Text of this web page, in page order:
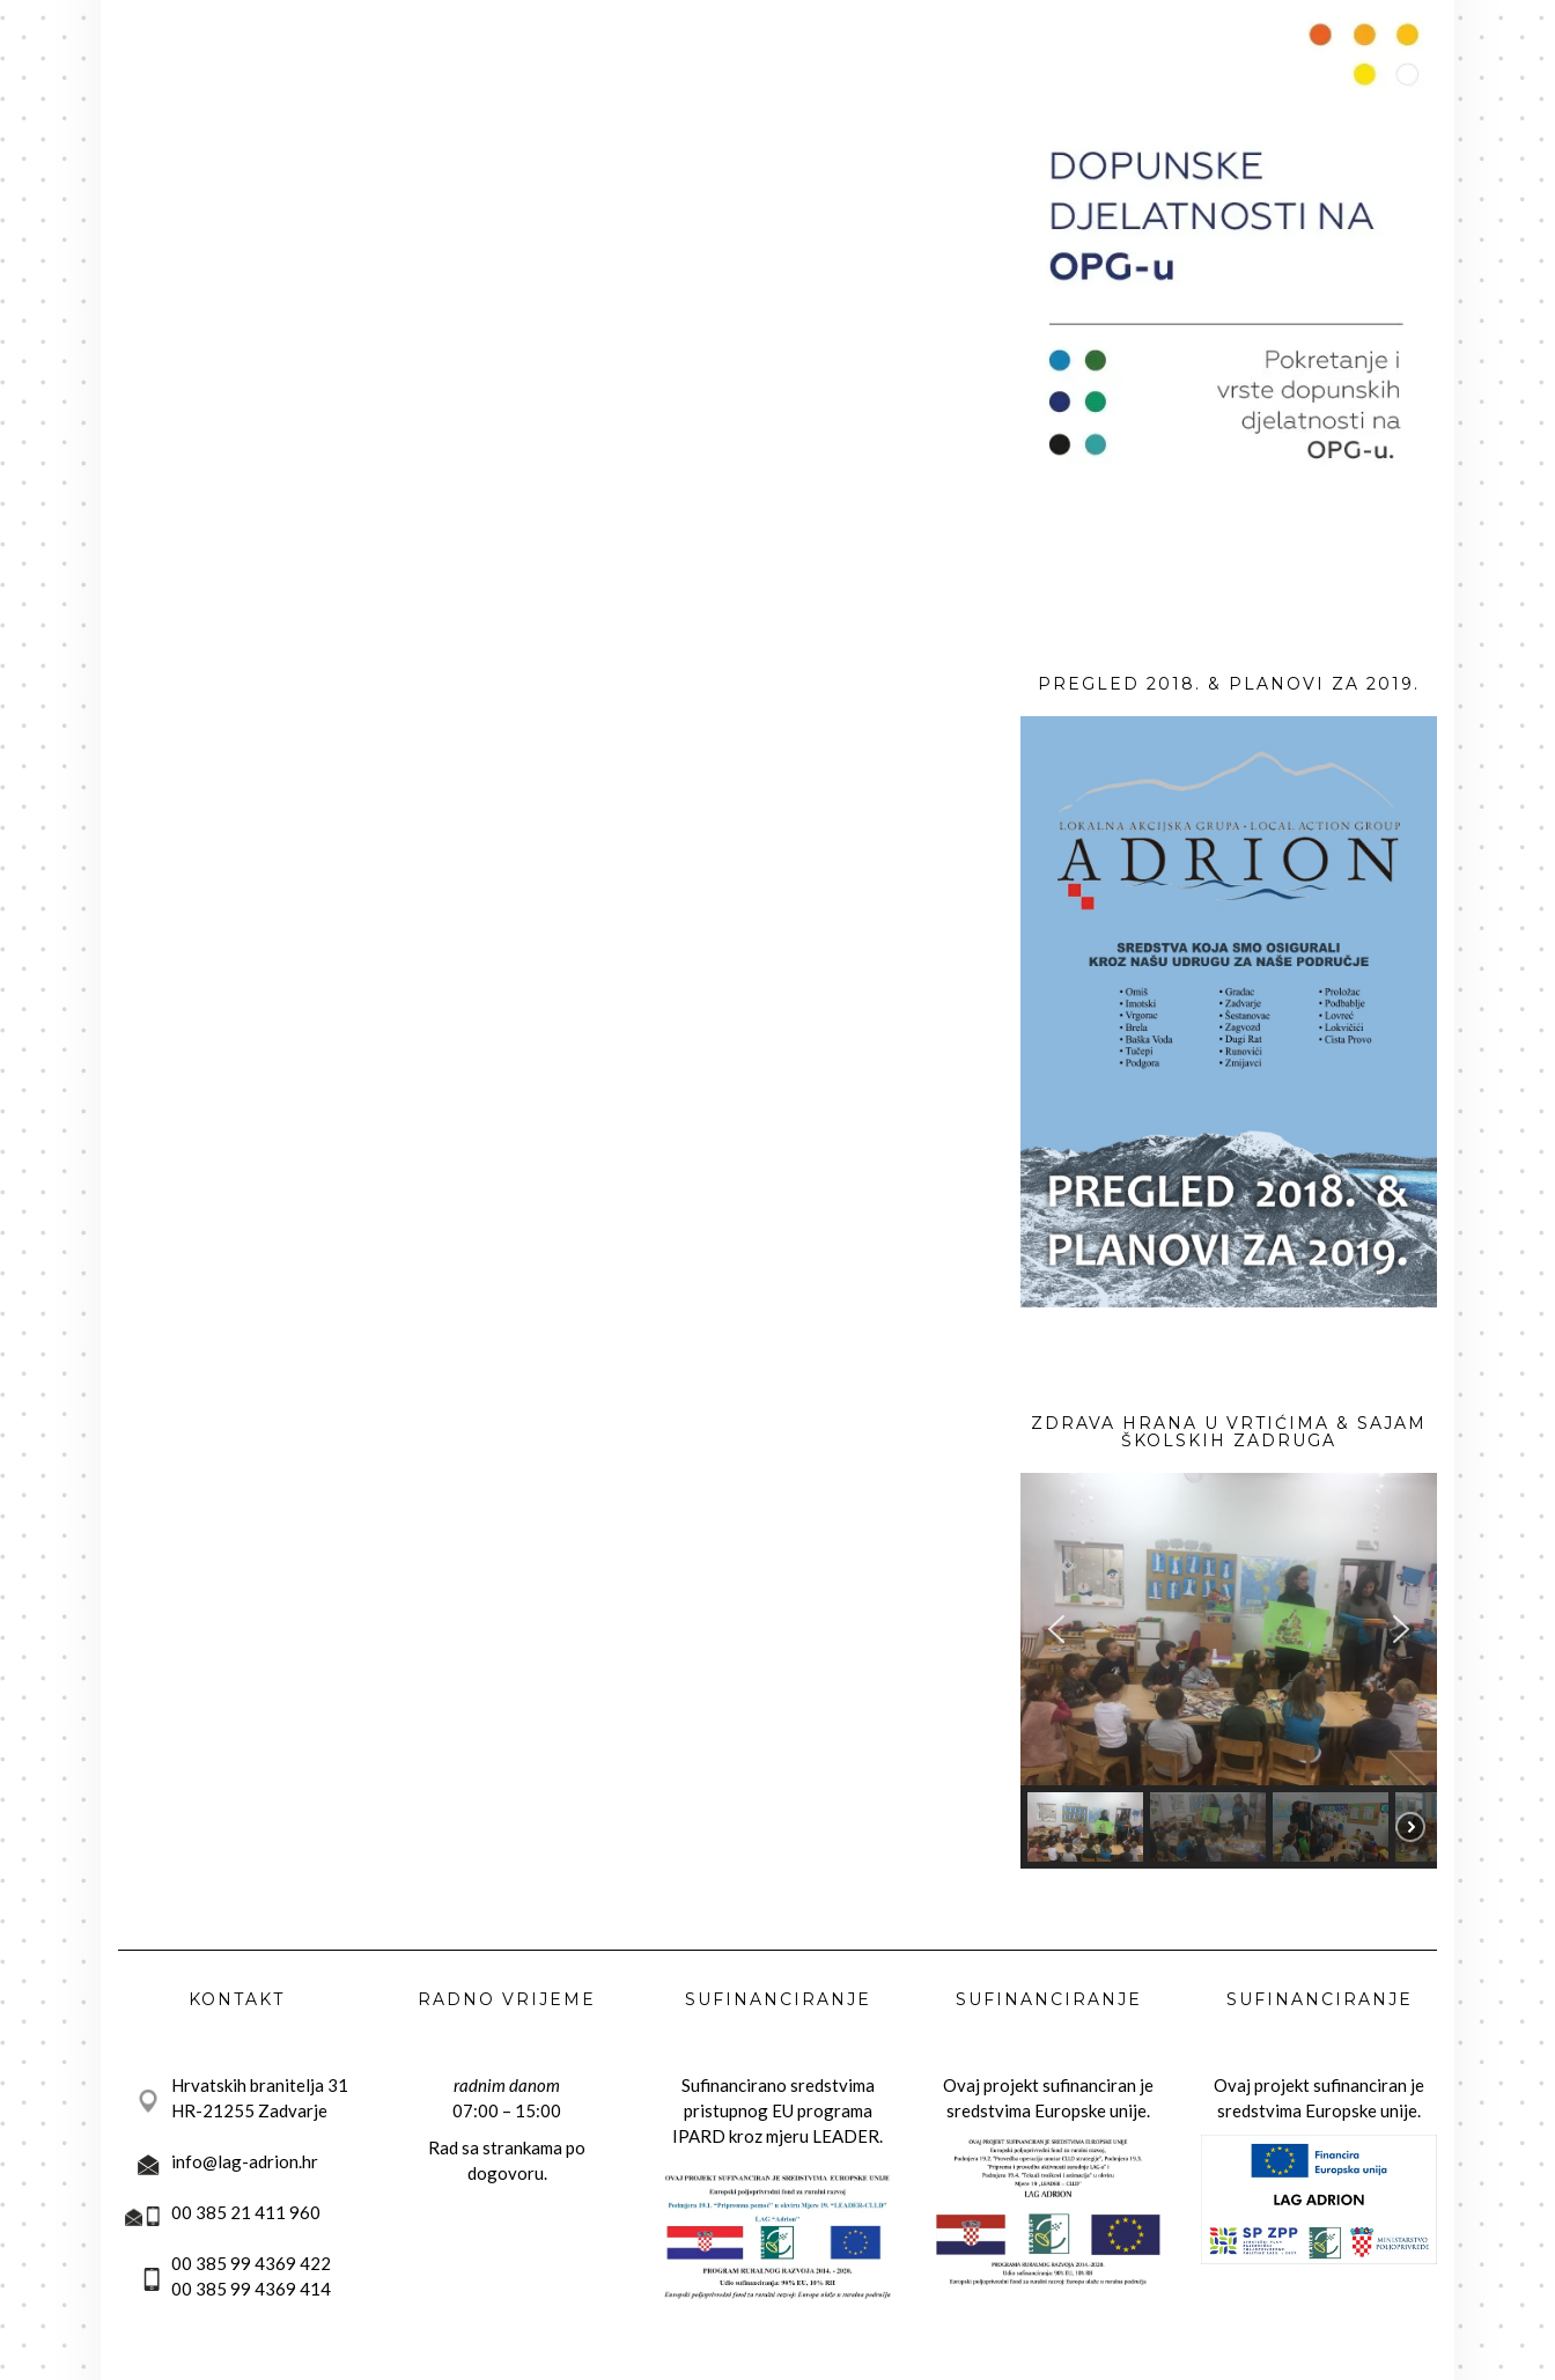
PREGLED 2018. & PLANOVI ZA 2019.
ZDRAVA HRANA U VRTIĆIMA & SAJAM
ŠKOLSKIH ZADRUGA
KONTAKT
Hrvatskih branitelja 31
HR-21255 Zadvarje
info@lag-adrion.hr
00 385 21 411 960
00 385 99 4369 422
00 385 99 4369 414
RADNO VRIJEME
radnim danom
07:00 – 15:00
Rad sa strankama po
dogovoru.
SUFINANCIRANJE
Sufinancirano sredstvima
pristupnog EU programa
IPARD kroz mjeru LEADER.
SUFINANCIRANJE
Ovaj projekt sufinanciran je
sredstvima Europske unije.
SUFINANCIRANJE
Ovaj projekt sufinanciran je
sredstvima Europske unije.